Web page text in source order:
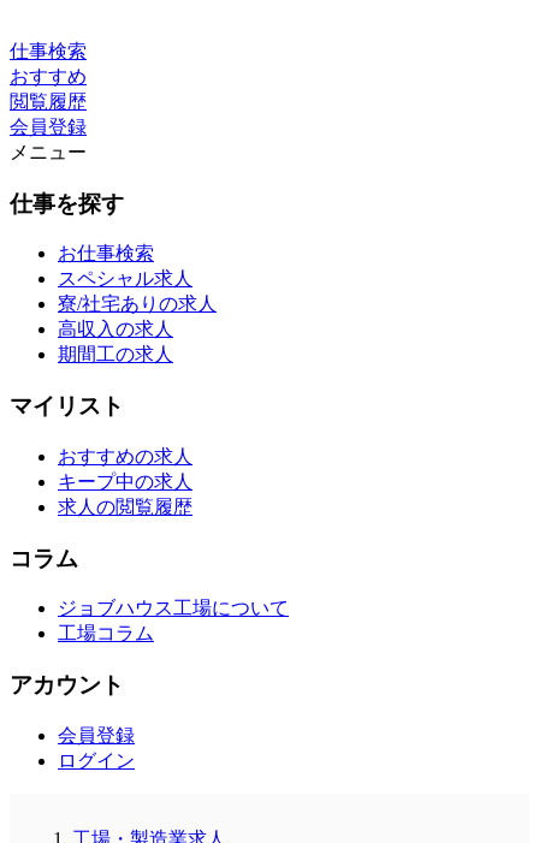
仕事検索
おすすめ
閲覧履歴
会員登録
メニュー
仕事を探す
お仕事検索
スペシャル求人
寮/社宅ありの求人
高収入の求人
期間工の求人
マイリスト
おすすめの求人
キープ中の求人
求人の閲覧履歴
コラム
ジョブハウス工場について
工場コラム
アカウント
会員登録
ログイン
工場・製造業求人